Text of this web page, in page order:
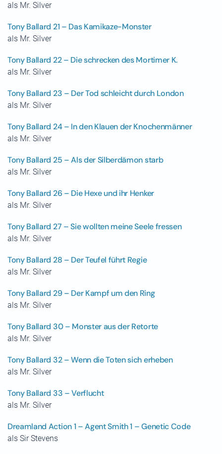
als Mr. Silver
Tony Ballard 21 – Das Kamikaze-Monster
als Mr. Silver
Tony Ballard 22 – Die schrecken des Mortimer K.
als Mr. Silver
Tony Ballard 23 – Der Tod schleicht durch London
als Mr. Silver
Tony Ballard 24 – In den Klauen der Knochenmänner
als Mr. Silver
Tony Ballard 25 – Als der Silberdämon starb
als Mr. Silver
Tony Ballard 26 – Die Hexe und ihr Henker
als Mr. Silver
Tony Ballard 27 – Sie wollten meine Seele fressen
als Mr. Silver
Tony Ballard 28 – Der Teufel führt Regie
als Mr. Silver
Tony Ballard 29 – Der Kampf um den Ring
als Mr. Silver
Tony Ballard 30 – Monster aus der Retorte
als Mr. Silver
Tony Ballard 32 – Wenn die Toten sich erheben
als Mr. Silver
Tony Ballard 33 – Verflucht
als Mr. Silver
Dreamland Action 1 – Agent Smith 1 – Genetic Code
als Sir Stevens